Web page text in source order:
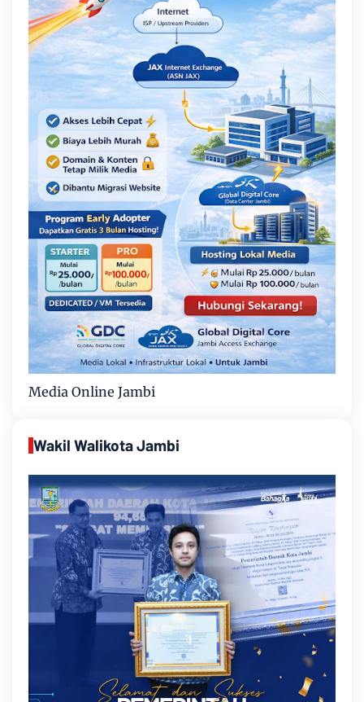
Media Online Jambi
Wakil Walikota Jambi